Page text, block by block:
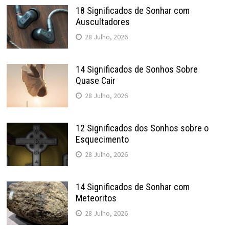
18 Significados de Sonhar com
Auscultadores
28 Julho, 2026
14 Significados de Sonhos Sobre
Quase Cair
28 Julho, 2026
12 Significados dos Sonhos sobre o
Esquecimento
28 Julho, 2026
14 Significados de Sonhar com
Meteoritos
28 Julho, 2026